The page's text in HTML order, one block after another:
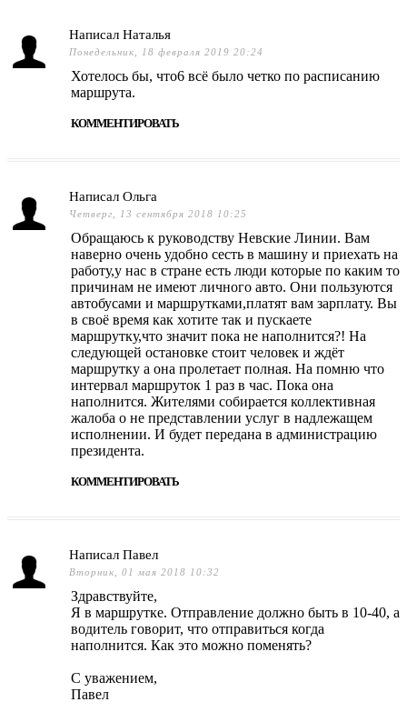
Написал Наталья
Понедельник, 18 февраля 2019 20:24
Хотелось бы, что6 всё было четко по расписанию
маршрута.
КОММЕНТИРОВАТЬ
Написал Ольга
Четверг, 13 сентября 2018 10:25
Обращаюсь к руководству Невские Линии. Вам
наверно очень удобно сесть в машину и приехать на
работу,у нас в стране есть люди которые по каким то
причинам не имеют личного авто. Они пользуются
автобусами и маршрутками,платят вам зарплату. Вы
в своё время как хотите так и пускаете
маршрутку,что значит пока не наполнится?! На
следующей остановке стоит человек и ждёт
маршрутку а она пролетает полная. На помню что
интервал маршруток 1 раз в час. Пока она
наполнится. Жителями собирается коллективная
жалоба о не представлении услуг в надлежащем
исполнении. И будет передана в администрацию
президента.
КОММЕНТИРОВАТЬ
Написал Павел
Вторник, 01 мая 2018 10:32
Здравствуйте,
Я в маршрутке. Отправление должно быть в 10-40, а
водитель говорит, что отправиться когда
наполнится. Как это можно поменять?
С уважением,
Павел